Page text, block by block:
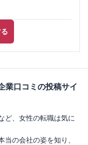
業口コミの投稿サイ
ど、女性の転職は気に
の会社の姿を知り、